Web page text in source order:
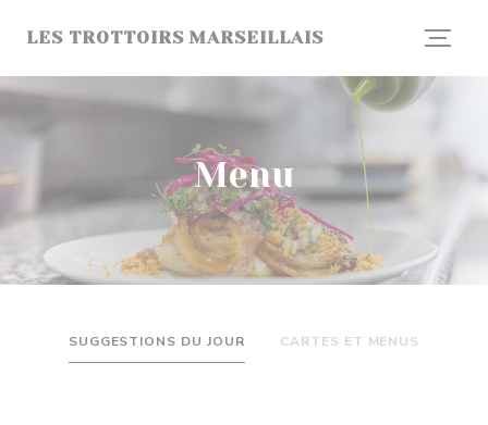
LES TROTTOIRS MARSEILLAIS
Menu
SUGGESTIONS DU JOUR CARTES ET MENUS